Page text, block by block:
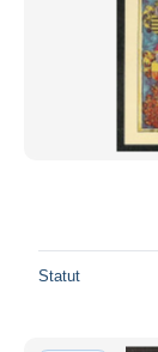
Statut